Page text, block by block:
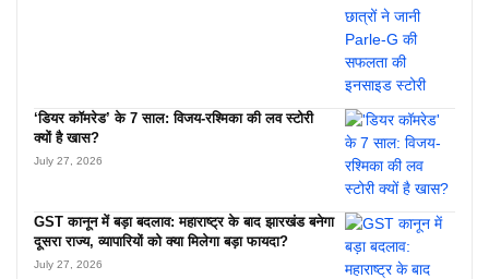
‘डियर कॉमरेड’ के 7 साल: विजय-रश्मिका की लव स्टोरी
क्यों है खास?
July 27, 2026
GST कानून में बड़ा बदलाव: महाराष्ट्र के बाद झारखंड बनेगा
दूसरा राज्य, व्यापारियों को क्या मिलेगा बड़ा फायदा?
July 27, 2026